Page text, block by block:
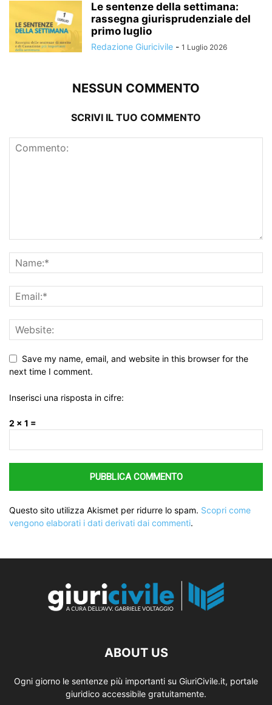
Le sentenze della settimana:
rassegna giurisprudenziale del
primo luglio
Redazione Giuricivile - 1 Luglio 2026
NESSUN COMMENTO
SCRIVI IL TUO COMMENTO
Save my name, email, and website in this browser for the
next time I comment.
Inserisci una risposta in cifre:
2 × 1 =
Questo sito utilizza Akismet per ridurre lo spam. Scopri come
vengono elaborati i dati derivati dai commenti.
ABOUT US
Ogni giorno le sentenze più importanti su GiuriCivile.it, portale
giuridico accessibile gratuitamente.